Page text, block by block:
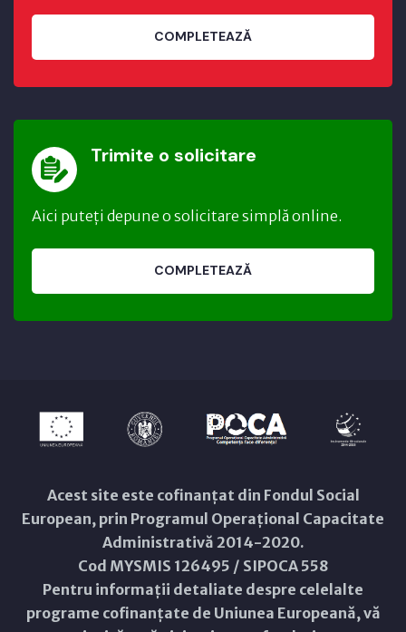
COMPLETEAZĂ
Trimite o solicitare
Aici puteți depune o solicitare simplă online.
COMPLETEAZĂ
Acest site este cofinanțat din Fondul Social
European, prin Programul Operațional Capacitate
Administrativă 2014-2020.
Cod MYSMIS 126495 / SIPOCA 558
Pentru informații detaliate despre celelalte
programe cofinanțate de Uniunea Europeană, vă